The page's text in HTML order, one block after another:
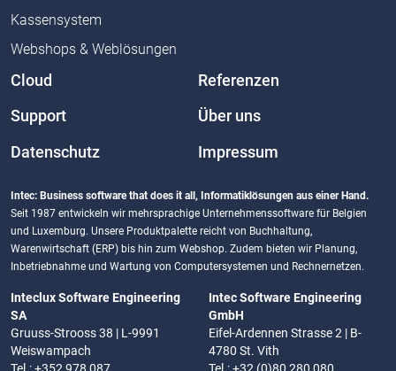
Kassensystem
Webshops & Weblösungen
Cloud Referenzen
Support Über uns
Datenschutz Impressum
Intec: Business software that does it all, Informatiklösungen aus einer Hand.
Seit 1987 entwickeln wir mehrsprachige Unternehmenssoftware für Belgien
und Luxemburg. Unsere Produktpalette reicht von Buchhaltung,
Warenwirtschaft (ERP) bis hin zum Webshop. Zudem bieten wir Planung,
Inbetriebnahme und Wartung von Computersystemen und Rechnernetzen.
Inteclux Software Engineering
SA
Gruuss-Strooss 38 | L-9991
Weiswampach
Intec Software Engineering
GmbH
Eifel-Ardennen Strasse 2 | B-
4780 St. Vith